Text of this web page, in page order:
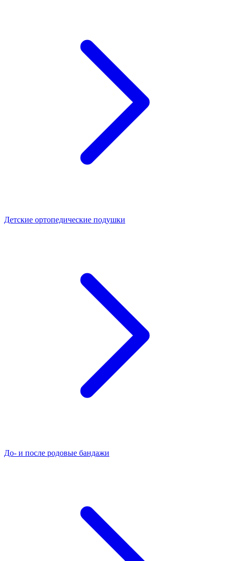
Детские ортопедические подушки
До- и после родовые бандажи